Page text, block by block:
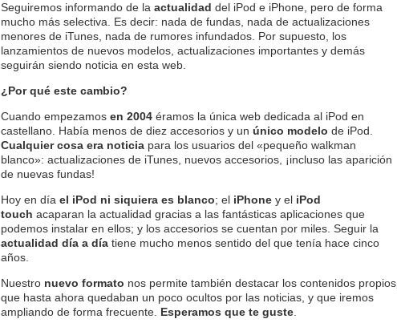
Seguiremos informando de la actualidad del iPod e iPhone, pero de forma
mucho más selectiva. Es decir: nada de fundas, nada de actualizaciones
menores de iTunes, nada de rumores infundados. Por supuesto, los
lanzamientos de nuevos modelos, actualizaciones importantes y demás
seguirán siendo noticia en esta web.
¿Por qué este cambio?
Cuando empezamos en 2004 éramos la única web dedicada al iPod en
castellano. Había menos de diez accesorios y un único modelo de iPod.
Cualquier cosa era noticia para los usuarios del «pequeño walkman
blanco»: actualizaciones de iTunes, nuevos accesorios, ¡incluso las aparición
de nuevas fundas!
Hoy en día el iPod ni siquiera es blanco; el iPhone y el iPod
touch acaparan la actualidad gracias a las fantásticas aplicaciones que
podemos instalar en ellos; y los accesorios se cuentan por miles. Seguir la
actualidad día a día tiene mucho menos sentido del que tenía hace cinco
años.
Nuestro nuevo formato nos permite también destacar los contenidos propios,
que hasta ahora quedaban un poco ocultos por las noticias, y que iremos
ampliando de forma frecuente. Esperamos que te guste